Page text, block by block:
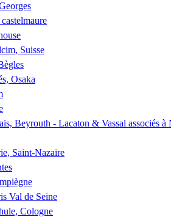
Suisse
Osaka
Beyrouth - Lacaton & Vassal associés
Saint-Nazaire
Val de Seine
Cologne